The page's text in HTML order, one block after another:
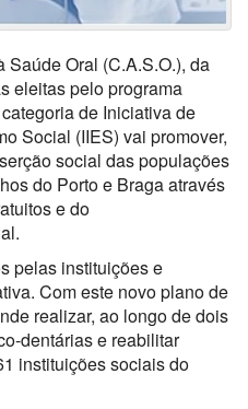
Oral (C.A.S.O.), da
eleitas pelo programa
de Iniciativa de
Social (IIES) vai promover,
social das populações
do Porto e Braga através
e do
pelas instituições e
Com este novo plano de
realizar, ao longo de dois
dentárias e reabilitar
instituições sociais do